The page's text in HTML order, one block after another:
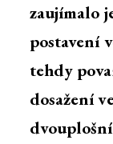
zaujímalo
postavení
tehdy
dosažení